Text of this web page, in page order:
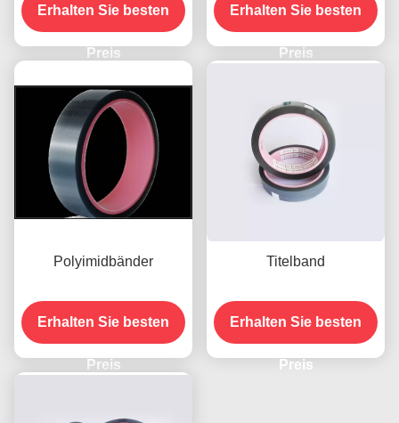
Erhalten Sie besten
Preis
Erhalten Sie besten
Preis
Polyimidbänder
Erhalten Sie besten
Preis
Titelband
Erhalten Sie besten
Preis